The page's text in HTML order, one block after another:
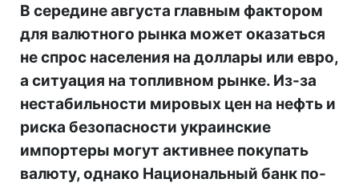
В середине августа главным фактором
для валютного рынка может оказаться
не спрос населения на доллары или евро,
а ситуация на топливном рынке. Из-за
нестабильности мировых цен на нефть и
риска безопасности украинские
импортеры могут активнее покупать
валюту, однако Национальный банк по-